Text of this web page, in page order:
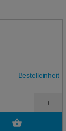
Bestelleinheit
+